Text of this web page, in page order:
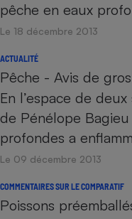
pêche en eaux
Le 18 décembre 2013
ACTUALITÉ
Pêche - Avis de
En l’espace de
de Pénélope
profondes a
Le 09 décembre 2013
COMMENTAIRES SUR LE COMPARATIF
Poissons